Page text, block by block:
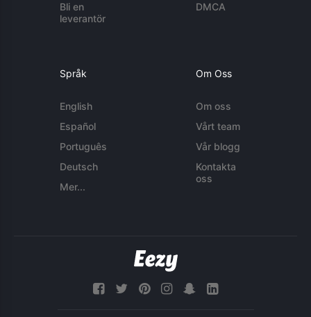
Bli en
leverantör
DMCA
Språk
English
Español
Português
Deutsch
Mer...
Om Oss
Om oss
Vårt team
Vår blogg
Kontakta
oss